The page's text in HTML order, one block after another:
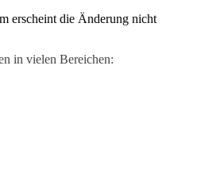
erscheint die Änderung nicht
in vielen Bereichen: